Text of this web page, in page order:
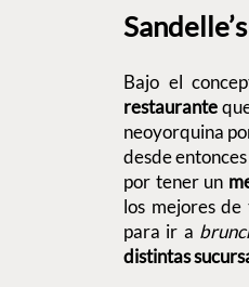
Sandelle’s
Bajo el
restaurante
neoyorquina
desde
por tener un
los mejores
para ir a
distintas